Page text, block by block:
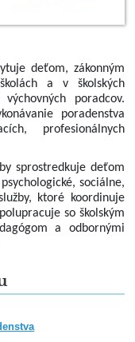
deťom, zákonným
a v školských
poradcov.
poradenstva
profesionálnych
sprostredkuje deťom
sociálne,
ktoré koordinuje
so školským
a odbornými